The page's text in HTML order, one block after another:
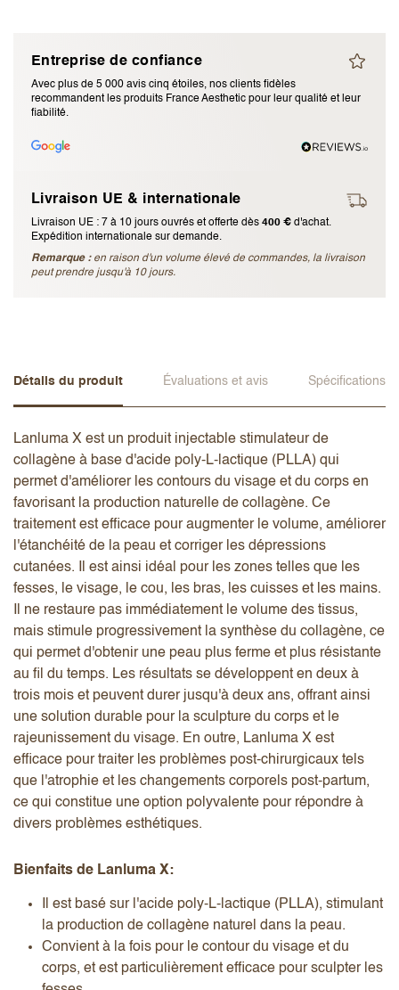
Entreprise de confiance
Avec plus de 5 000 avis cinq étoiles, nos clients fidèles
recommandent les produits France Aesthetic pour leur qualité et leur
fiabilité.
Livraison UE & internationale
Livraison UE : 7 à 10 jours ouvrés et offerte dès 400 € d'achat.
Expédition internationale sur demande.
Remarque : en raison d'un volume élevé de commandes, la livraison
peut prendre jusqu'à 10 jours.
Détails du produit Évaluations et avis Spécifications
Lanluma X est un produit injectable stimulateur de
collagène à base d'acide poly-L-lactique (PLLA) qui
permet d'améliorer les contours du visage et du corps en
favorisant la production naturelle de collagène. Ce
traitement est efficace pour augmenter le volume, améliorer
l'étanchéité de la peau et corriger les dépressions
cutanées. Il est ainsi idéal pour les zones telles que les
fesses, le visage, le cou, les bras, les cuisses et les mains.
Il ne restaure pas immédiatement le volume des tissus,
mais stimule progressivement la synthèse du collagène, ce
qui permet d'obtenir une peau plus ferme et plus résistante
au fil du temps. Les résultats se développent en deux à
trois mois et peuvent durer jusqu'à deux ans, offrant ainsi
une solution durable pour la sculpture du corps et le
rajeunissement du visage. En outre, Lanluma X est
efficace pour traiter les problèmes post-chirurgicaux tels
que l'atrophie et les changements corporels post-partum,
ce qui constitue une option polyvalente pour répondre à
divers problèmes esthétiques.
Bienfaits de Lanluma X:
Il est basé sur l'acide poly-L-lactique (PLLA), stimulant
la production de collagène naturel dans la peau.
Convient à la fois pour le contour du visage et du
corps, et est particulièrement efficace pour sculpter les